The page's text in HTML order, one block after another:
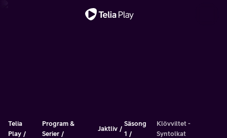
Telia
Play
Program &
Serier
Jaktliv
Säsong
1
Klövviltet -
Syntolkat